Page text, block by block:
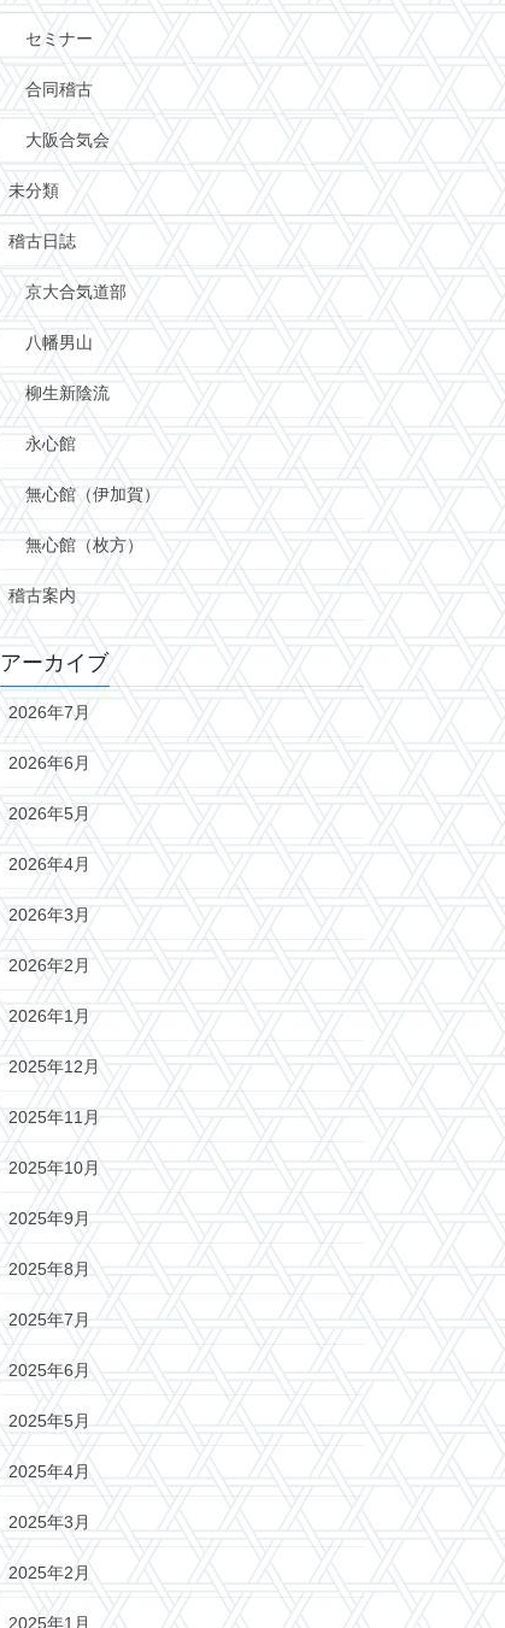
セミナー
合同稽古
大阪合気会
未分類
稽古日誌
京大合気道部
八幡男山
柳生新陰流
永心館
無心館（伊加賀）
無心館（枚方）
稽古案内
アーカイブ
2026年7月
2026年6月
2026年5月
2026年4月
2026年3月
2026年2月
2026年1月
2025年12月
2025年11月
2025年10月
2025年9月
2025年8月
2025年7月
2025年6月
2025年5月
2025年4月
2025年3月
2025年2月
2025年1月